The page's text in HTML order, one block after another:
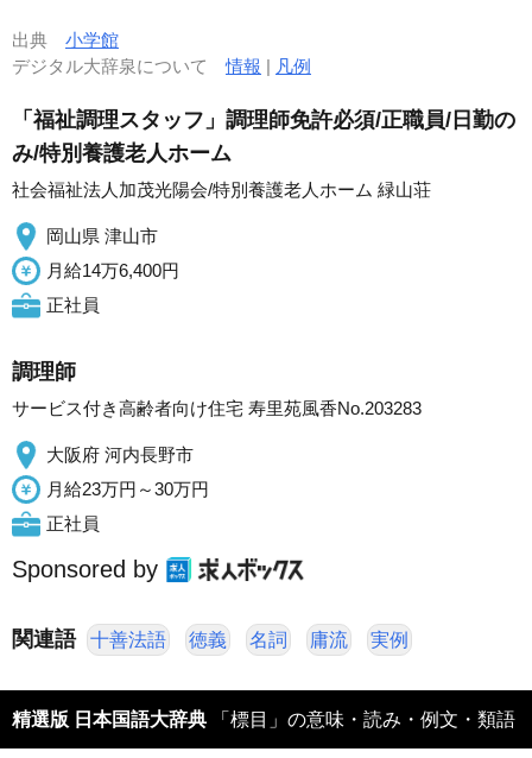
出典 小学館
デジタル大辞泉について情報 | 凡例
「福祉調理スタッフ」調理師免許必須/正職員/日勤の
み/特別養護老人ホーム
社会福祉法人加茂光陽会/特別養護老人ホーム 緑山荘
岡山県 津山市
月給14万6,400円
正社員
調理師
サービス付き高齢者向け住宅 寿里苑風香No.203283
大阪府 河内長野市
月給23万円～30万円
正社員
Sponsored by
関連語 十善法語 徳義 名詞 庸流 実例
精選版 日本国語大辞典 「標目」の意味・読み・例文・類語